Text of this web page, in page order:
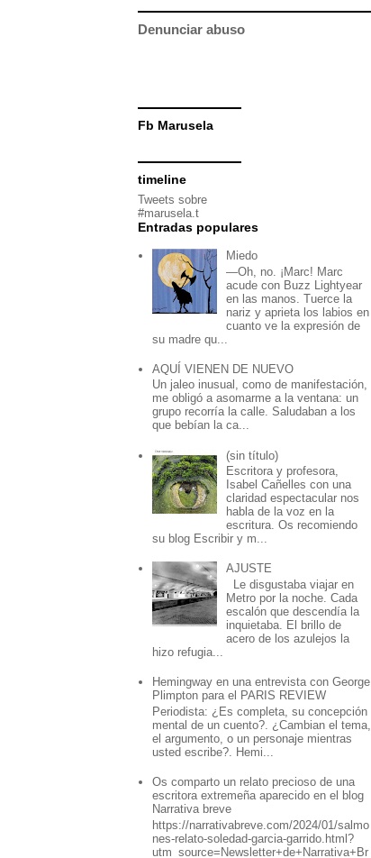
Denunciar abuso
Fb Marusela
timeline
Tweets sobre
#marusela.t
Entradas populares
Miedo
—Oh, no. ¡Marc! Marc
acude con Buzz Lightyear
en las manos. Tuerce la
nariz y aprieta los labios en
cuanto ve la expresión de
su madre qu...
AQUÍ VIENEN DE NUEVO
Un jaleo inusual, como de manifestación,
me obligó a asomarme a la ventana: un
grupo recorría la calle. Saludaban a los
que bebían la ca...
(sin título)
Escritora y profesora,
Isabel Cañelles con una
claridad espectacular nos
habla de la voz en la
escritura. Os recomiendo
su blog Escribir y m...
AJUSTE
Le disgustaba viajar en
Metro por la noche. Cada
escalón que descendía la
inquietaba. El brillo de
acero de los azulejos la
hizo refugia...
Hemingway en una entrevista con George
Plimpton para el PARIS REVIEW
Periodista: ¿Es completa, su concepción
mental de un cuento?. ¿Cambian el tema,
el argumento, o un personaje mientras
usted escribe?. Hemi...
Os comparto un relato precioso de una
escritora extremeña aparecido en el blog
Narrativa breve
https://narrativabreve.com/2024/01/salmo
nes-relato-soledad-garcia-garrido.html?
utm_source=Newsletter+de+Narrativa+Br